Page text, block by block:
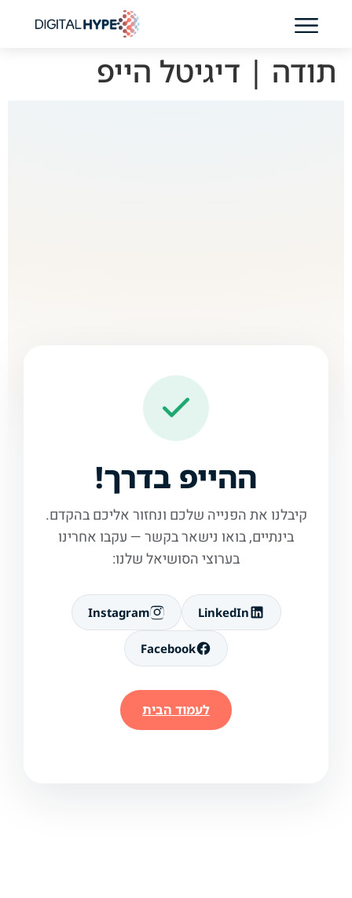
תודה | דיגיטל הייפ
ההייפ בדרך!
קיבלנו את הפנייה שלכם ונחזור אליכם בהקדם.
בינתיים, בואו נישאר בקשר — עקבו אחרינו
בערוצי הסושיאל שלנו:
LinkedIn
Instagram
Facebook
לעמוד הבית